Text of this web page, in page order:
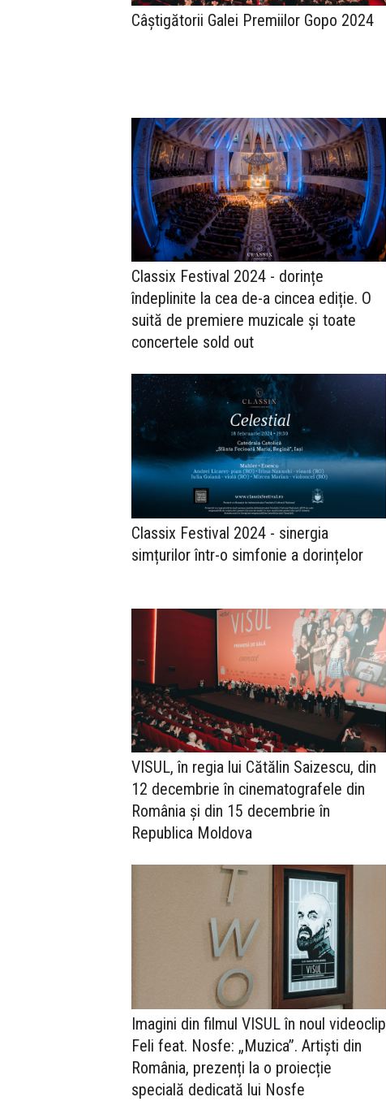
Câștigătorii Galei Premiilor Gopo 2024
Classix Festival 2024 - dorințe
îndeplinite la cea de-a cincea ediție. O
suită de premiere muzicale și toate
concertele sold out
Classix Festival 2024 - sinergia
simțurilor într-o simfonie a dorințelor
VISUL, în regia lui Cătălin Saizescu, din
12 decembrie în cinematografele din
România și din 15 decembrie în
Republica Moldova
Imagini din filmul VISUL în noul videoclip
Feli feat. Nosfe: „Muzica”. Artiști din
România, prezenți la o proiecție
specială dedicată lui Nosfe